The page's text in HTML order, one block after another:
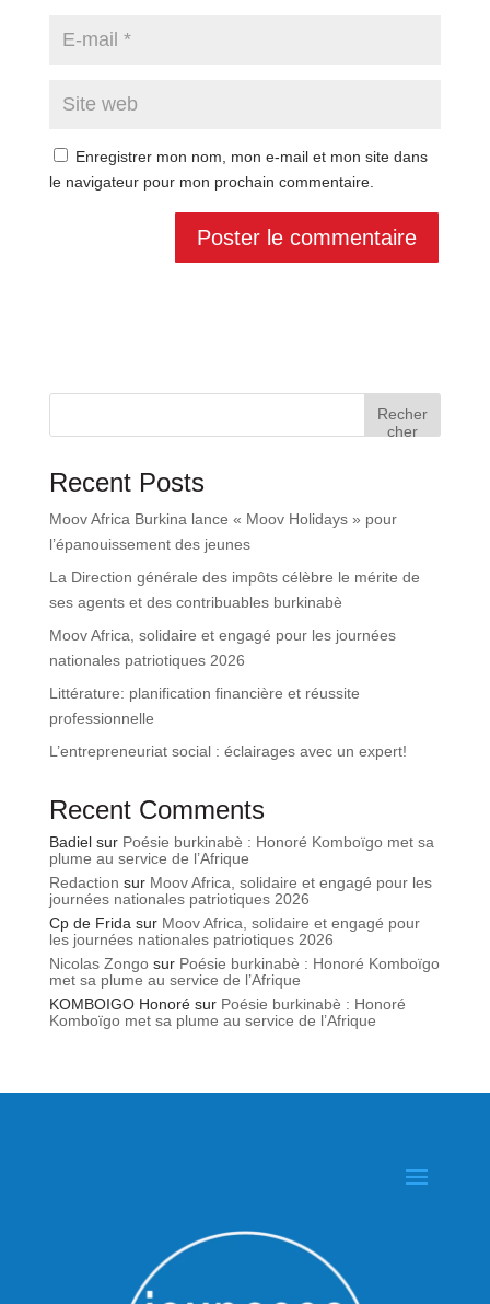
Enregistrer mon nom, mon e-mail et mon site dans
le navigateur pour mon prochain commentaire.
Recher
cher
Recent Posts
Moov Africa Burkina lance « Moov Holidays » pour
l’épanouissement des jeunes
La Direction générale des impôts célèbre le mérite de
ses agents et des contribuables burkinabè
Moov Africa, solidaire et engagé pour les journées
nationales patriotiques 2026
Littérature: planification financière et réussite
professionnelle
L’entrepreneuriat social : éclairages avec un expert!
Recent Comments
Badielsur Poésie burkinabè : Honoré Komboïgo met sa
plume au service de l’Afrique
Redaction sur Moov Africa, solidaire et engagé pour les
journées nationales patriotiques 2026
Cp de Frida sur Moov Africa, solidaire et engagé pour
les journées nationales patriotiques 2026
Nicolas Zongosur Poésie burkinabè : Honoré Komboïgo
met sa plume au service de l’Afrique
KOMBOIGO Honorésur Poésie burkinabè : Honoré
Komboïgo met sa plume au service de l’Afrique